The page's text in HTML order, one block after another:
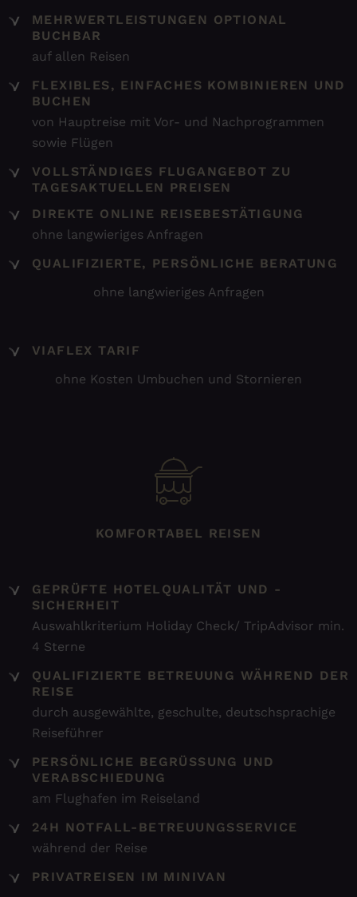
MEHRWERTLEISTUNGEN OPTIONAL
BUCHBAR
auf allen Reisen
FLEXIBLES, EINFACHES KOMBINIEREN UND
BUCHEN
von Hauptreise mit Vor- und Nachprogrammen
sowie Flügen
VOLLSTÄNDIGES FLUGANGEBOT ZU
TAGESAKTUELLEN PREISEN
DIREKTE ONLINE REISEBESTÄTIGUNG
ohne langwieriges Anfragen
QUALIFIZIERTE, PERSÖNLICHE BERATUNG
ohne langwieriges Anfragen
VIAFLEX TARIF
ohne Kosten Umbuchen und Stornieren
KOMFORTABEL REISEN
GEPRÜFTE HOTELQUALITÄT UND -
SICHERHEIT
Auswahlkriterium Holiday Check/ TripAdvisor min.
4 Sterne
QUALIFIZIERTE BETREUUNG WÄHREND DER
REISE
durch ausgewählte, geschulte, deutschsprachige
Reiseführer
PERSÖNLICHE BEGRÜSSUNG UND V
ERABSCHIEDUNG
am Flughafen im Reiseland
24H NOTFALL-BETREUUNGSSERVICE
während der Reise
PRIVATREISEN IM MINIVAN